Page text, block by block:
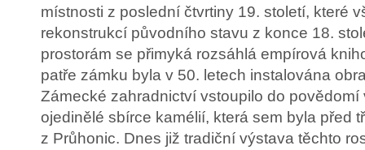
místnosti z poslední čtvrtiny 19. století, které
rekonstrukcí původního stavu z konce 18.
prostorám se přimyká rozsáhlá empírová
patře zámku byla v 50. letech instalována
Zámecké zahradnictví vstoupilo do povědomí
ojedinělé sbírce kamélií, která sem byla před
z Průhonic. Dnes již tradiční výstava těchto